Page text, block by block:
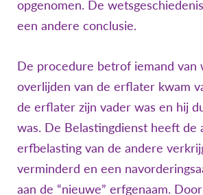
opgenomen. De
een andere conclusie.
De procedure betrof iemand van
overlijden van de erflater kwam
de erflater zijn vader was en hij
was. De Belastingdienst heeft de
erfbelasting van de andere
verminderd en een
aan de “nieuwe” erfgenaam.